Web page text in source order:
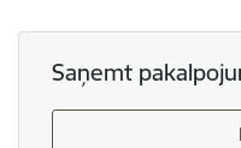
Saņemt